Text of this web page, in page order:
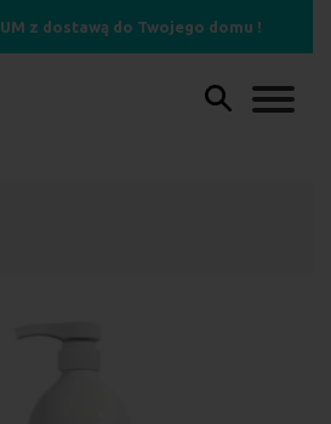
z dostawą do Twojego domu !